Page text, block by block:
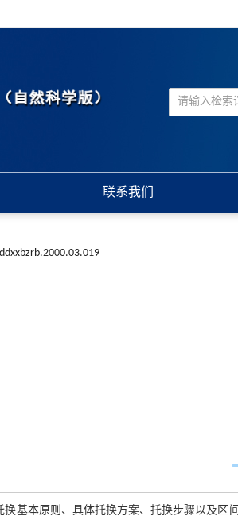
联系我们
基本原则、具体托换方案、托换步骤以及区间